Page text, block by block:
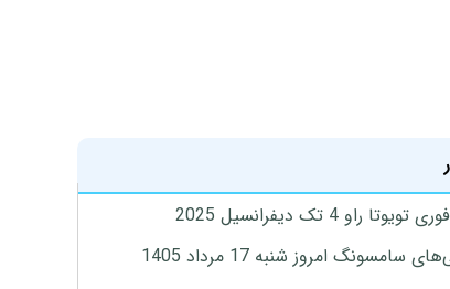
راو 4 تک دیفرانسیل 2025
امروز شنبه 17 مرداد 1405